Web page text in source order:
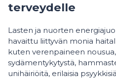
terveydelle
Lasten ja nuorten
havaittu liittyvän monia
kuten verenpaineen
sydämentykytystä,
unihäiriöitä, erilaisia